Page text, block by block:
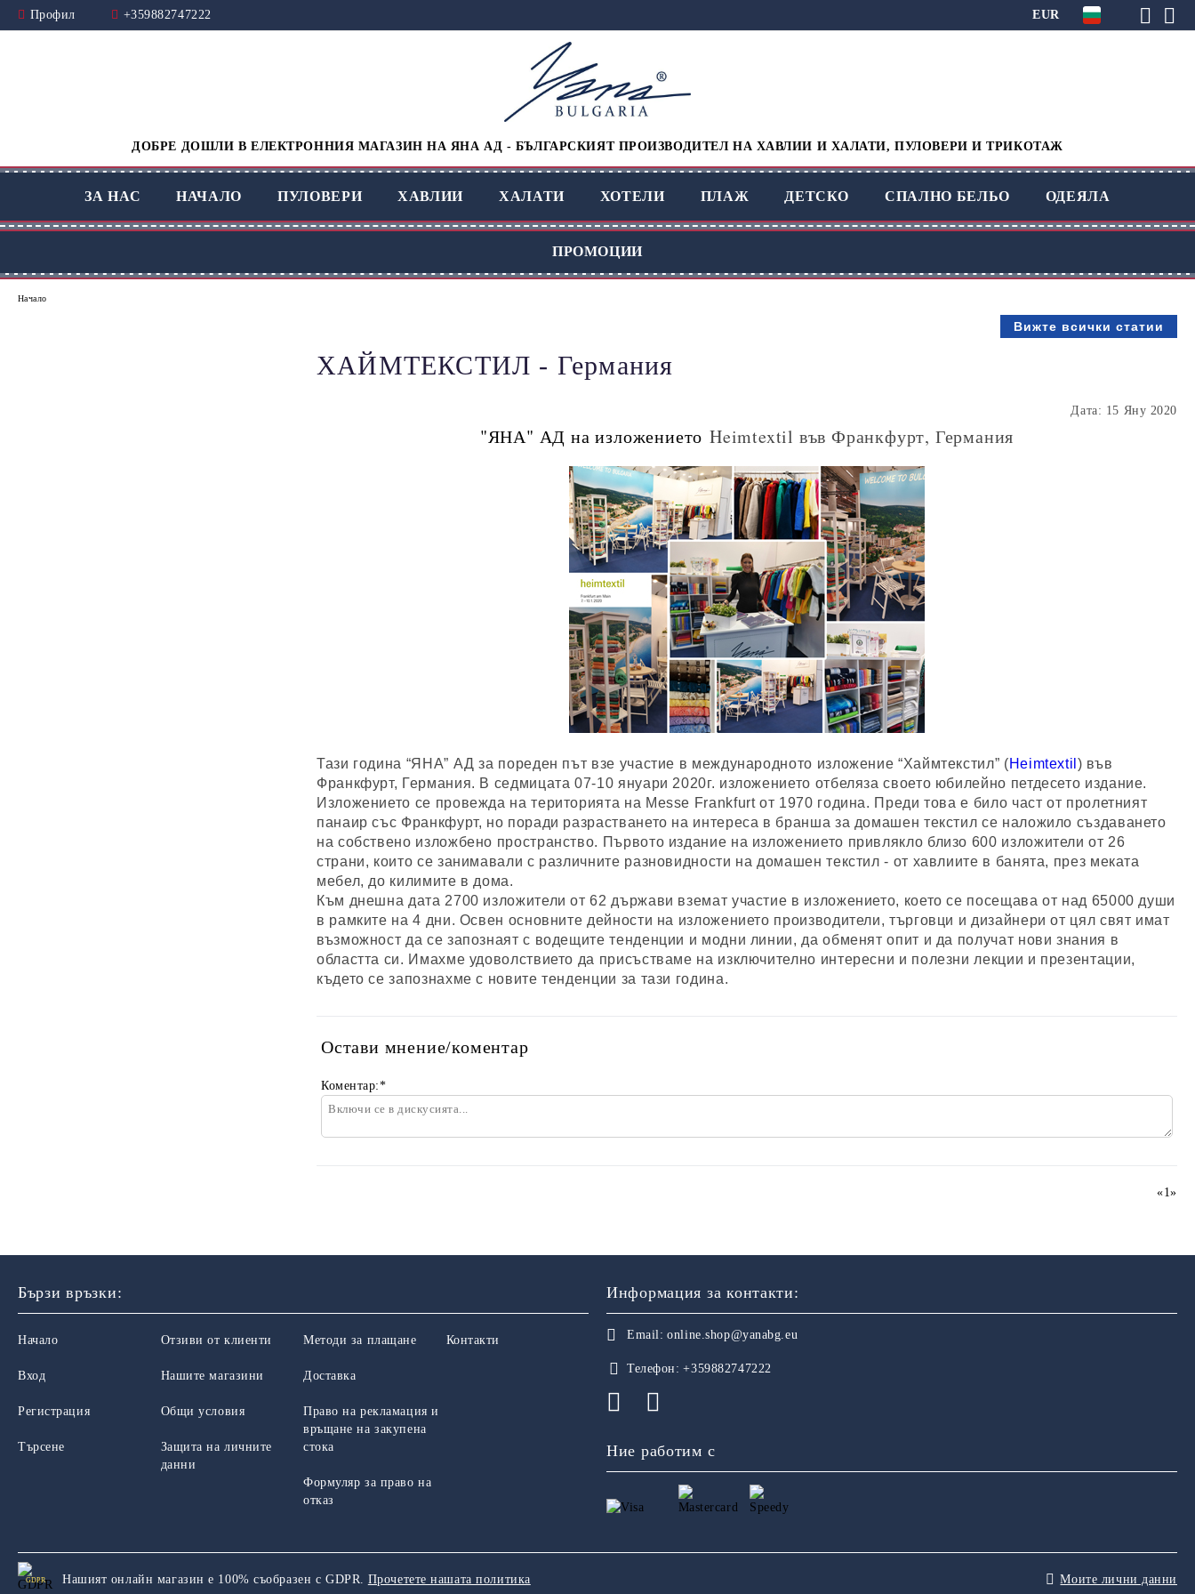
Профил +359882747222 EUR
ДОБРЕ ДОШЛИ В ЕЛЕКТРОННИЯ МАГАЗИН НА ЯНА АД - БЪЛГАРСКИЯТ ПРОИЗВОДИТЕЛ НА ХАВЛИИ И ХАЛАТИ, ПУЛОВЕРИ И ТРИКОТАЖ
ЗА НАС НАЧАЛО ПУЛОВЕРИ ХАВЛИИ ХАЛАТИ ХОТЕЛИ ПЛАЖ ДЕТСКО СПАЛНО БЕЛЬО ОДЕЯЛА
ПРОМОЦИИ
Начало
Вижте всички статии
ХАЙМТЕКСТИЛ - Германия
Дата: 15 Яну 2020
"ЯНА" АД на изложението Heimtextil във Франкфурт, Германия
Тази година “ЯНА” АД за пореден път взе участие в международното изложение “Хаймтекстил” (Heimtextil) във
Франкфурт, Германия. В седмицата 07-10 януари 2020г. изложението отбеляза своето юбилейно петдесето издание.
Изложението се провежда на територията на Messe Frankfurt от 1970 година. Преди това е било част от пролетният
панаир със Франкфурт, но поради разрастването на интереса в бранша за домашен текстил се наложило създаването
на собствено изложбено пространство. Първото издание на изложението привлякло близо 600 изложители от 26
страни, които се занимавали с различните разновидности на домашен текстил - от хавлиите в банята, през меката
мебел, до килимите в дома.
Към днешна дата 2700 изложители от 62 държави вземат участие в изложението, което се посещава от над 65000 души
в рамките на 4 дни. Освен основните дейности на изложението производители, търговци и дизайнери от цял свят имат
възможност да се запознаят с водещите тенденции и модни линии, да обменят опит и да получат нови знания в
областта си. Имахме удоволствието да присъстваме на изключително интересни и полезни лекции и презентации,
където се запознахме с новите тенденции за тази година.
Остави мнение/коментар
Коментар:*
«1»
Бързи връзки:
Начало
Вход
Регистрация
Търсене
Отзиви от клиенти
Нашите магазини
Общи условия
Защита на личните
данни
Методи за плащане
Доставка
Право на рекламация и
връщане на закупена
стока
Формуляр за право на
отказ
Контакти
Информация за контакти:
Email: online.shop@yanabg.eu
Телефон: +359882747222
Ние работим с
GDPR Нашият онлайн магазин е 100% съобразен с GDPR. Прочетете нашата политика Моите лични данни